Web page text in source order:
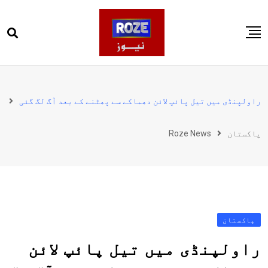
to
پاکستان
کھیل
راولپنڈی میں تیل پائپ لائن دھماکے سے پھٹنے کے بعد آگ لگ گئی
پاکستان Roze News
پاکستان
راولپنڈی میں تیل پائپ لائن